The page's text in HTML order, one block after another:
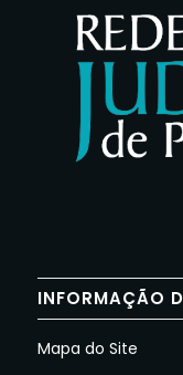
INFORMAÇÃO
Mapa do Site